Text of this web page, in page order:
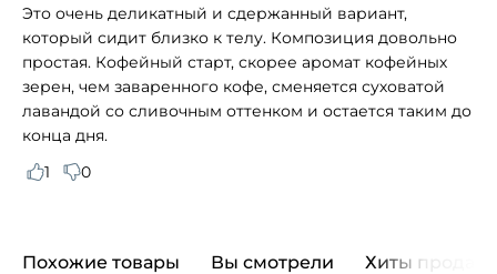
Это очень деликатный и сдержанный вариант,
который сидит близко к телу. Композиция довольно
простая. Кофейный старт, скорее аромат кофейных
зерен, чем заваренного кофе, сменяется суховатой
лавандой со сливочным оттенком и остается таким до
конца дня.
1
0
Похожие товары Вы смотрели Хиты продаж